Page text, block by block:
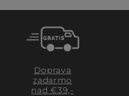
Doprava
zadarmo
nad €39,-